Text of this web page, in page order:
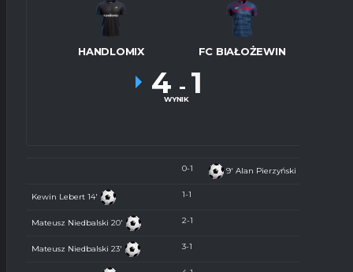
HANDLOMIX FC BIAŁOŻEWIN
4 - 1
WYNIK
0-1 9' Alan Pierzyński
Kewin Lebert14' 1-1
Mateusz Niedbalski 20' 2-1
Mateusz Niedbalski 23' 3-1